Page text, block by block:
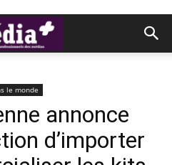
le monde
annonce
d’importer